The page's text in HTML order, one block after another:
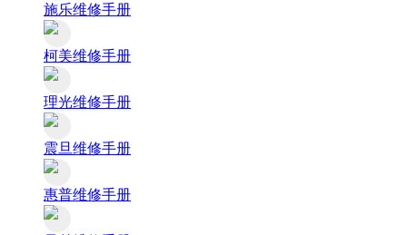
施乐维修手册
柯美维修手册
理光维修手册
震旦维修手册
惠普维修手册